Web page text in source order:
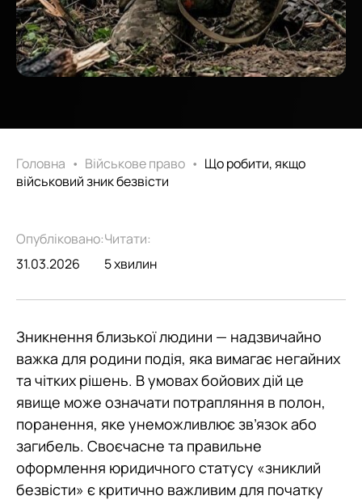
Головна • Військове право • Що робити, якщо
військовий зник безвісти
Опубліковано:
31.03.2026
Читати:
5 хвилин
Зникнення близької людини — надзвичайно
важка для родини подія, яка вимагає негайних
та чітких рішень. В умовах бойових дій це
явище може означати потрапляння в полон,
поранення, яке унеможливлює зв’язок або
загибель. Своєчасне та правильне
оформлення юридичного статусу «зниклий
безвісти» є критично важливим для початку